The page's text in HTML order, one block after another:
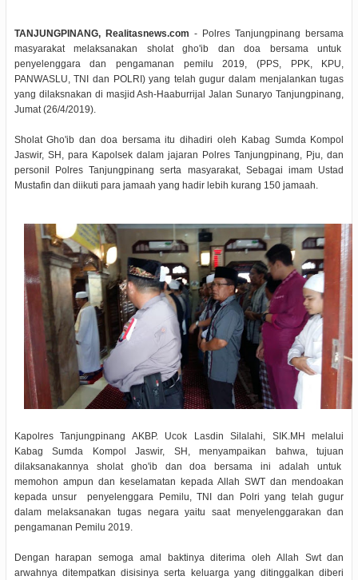
TANJUNGPINANG, Realitasnews.com - Polres Tanjungpinang bersama
masyarakat melaksanakan sholat gho'ib dan doa bersama untuk
penyelenggara dan pengamanan pemilu 2019, (PPS, PPK, KPU,
PANWASLU, TNI dan POLRI) yang telah gugur dalam menjalankan tugas
yang dilaksnakan di masjid Ash-Haaburrijal Jalan Sunaryo Tanjungpinang,
Jumat (26/4/2019).
Sholat Gho'ib dan doa bersama itu dihadiri oleh Kabag Sumda Kompol
Jaswir, SH, para Kapolsek dalam jajaran Polres Tanjungpinang, Pju, dan
personil Polres Tanjungpinang serta masyarakat, Sebagai imam Ustad
Mustafin dan diikuti para jamaah yang hadir lebih kurang 150 jamaah.
Kapolres Tanjungpinang AKBP. Ucok Lasdin Silalahi, SIK.MH melalui
Kabag Sumda Kompol Jaswir, SH, menyampaikan bahwa, tujuan
dilaksanakannya sholat gho'ib dan doa bersama ini adalah untuk
memohon ampun dan keselamatan kepada Allah SWT dan mendoakan
kepada unsur penyelenggara Pemilu, TNI dan Polri yang telah gugur
dalam melaksanakan tugas negara yaitu saat menyelenggarakan dan
pengamanan Pemilu 2019.
Dengan harapan semoga amal baktinya diterima oleh Allah Swt dan
arwahnya ditempatkan disisinya serta keluarga yang ditinggalkan diberi